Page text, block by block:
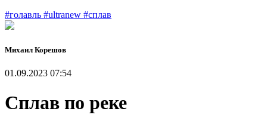
#голавль #ultranew #сплав
Михаил Корешов
01.09.2023 07:54
Сплав по реке